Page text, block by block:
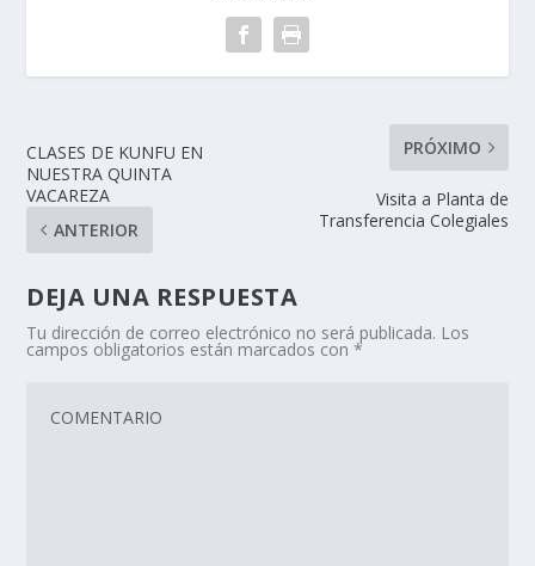
CLASES DE KUNFU EN
NUESTRA QUINTA
VACAREZA
ANTERIOR
PRÓXIMO
Visita a Planta de
Transferencia Colegiales
DEJA UNA RESPUESTA
Tu dirección de correo electrónico no será publicada. Los
campos obligatorios están marcados con*